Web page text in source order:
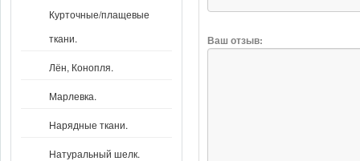
Курточные/плащевые
ткани.
Лён, Конопля.
Марлевка.
Нарядные ткани.
Натуральный шелк.
Ваш отзыв: